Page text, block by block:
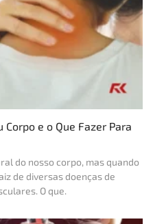
e o Que Fazer Para
do nosso corpo, mas quando
de diversas doenças de
O que.